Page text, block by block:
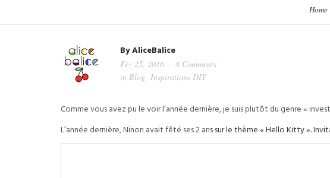
Home
ByAliceBalice
Fév 25, 2016
8 Comments
in Blog, Inspirations DIY
Comme vous avez pu le voir l’année dernière, je suis plutôt du genre «
L’année dernière, Ninon avait fêté ses 2 ans sur le thème « Hello Kitty ».